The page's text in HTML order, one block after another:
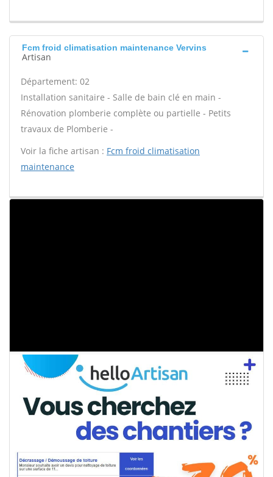
Fcm froid climatisation maintenance Vervins
Artisan
Département: 02
Installation sanitaire - Salle de bain clé en main -
Rénovation plomberie complète ou partielle - Petits
travaux de Plomberie -
Voir la fiche artisan : Fcm froid climatisation
maintenance